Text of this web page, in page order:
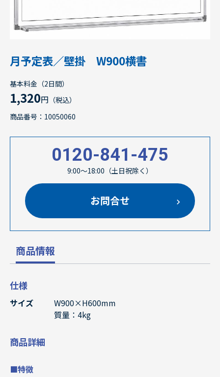
月予定表／壁掛 W900横書
基本料金（2日間）
1,320円 （税込）
商品番号：10050060
0120-841-475
9:00～18:00（土日祝除く）
お問合せ
商品情報
仕様
サイズ
W900×H600mm
質量：4kg
商品詳細
■特徴